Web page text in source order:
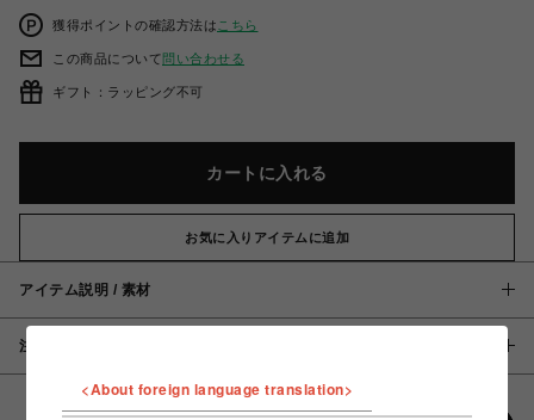
獲得ポイントの確認方法は こちら
この商品について問い合わせる
ギフト：ラッピング不可
カートに入れる
お気に入りアイテムに追加
アイテム説明 / 素材
注意事項
<About foreign language translation>